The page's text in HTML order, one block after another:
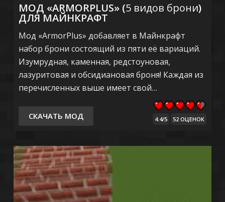
МОД «ARMORPLUS» (5 видов брони)
ДЛЯ МАЙНКРАФТ
Мод «ArmorPlus» добавляет в Майнкрафт
набор брони состоящий из пяти её вариаций.
Изумрудная, каменная, редстоуновая,
лазуритовая и обсидиановая броня! Каждая из
перечисленных выше имеет свой…
4.4/5 52 ОЦЕНОК
СКАЧАТЬ МОД